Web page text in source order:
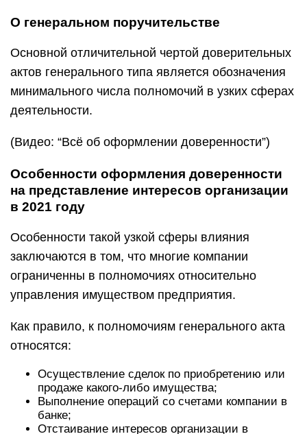
О генеральном поручительстве
Основной отличительной чертой доверительных
актов генерального типа является обозначения
минимального числа полномочий в узких сферах
деятельности.
(Видео: “Всё об оформлении доверенности”)
Особенности оформления доверенности
на представление интересов организации
в 2021 году
Особенности такой узкой сферы влияния
заключаются в том, что многие компании
ограниченны в полномочиях относительно
управления имуществом предприятия.
Как правило, к полномочиям генерального акта
относятся:
Осуществление сделок по приобретению или
продаже какого-либо имущества;
Выполнение операций со счетами компании в
банке;
Отстаивание интересов организации в